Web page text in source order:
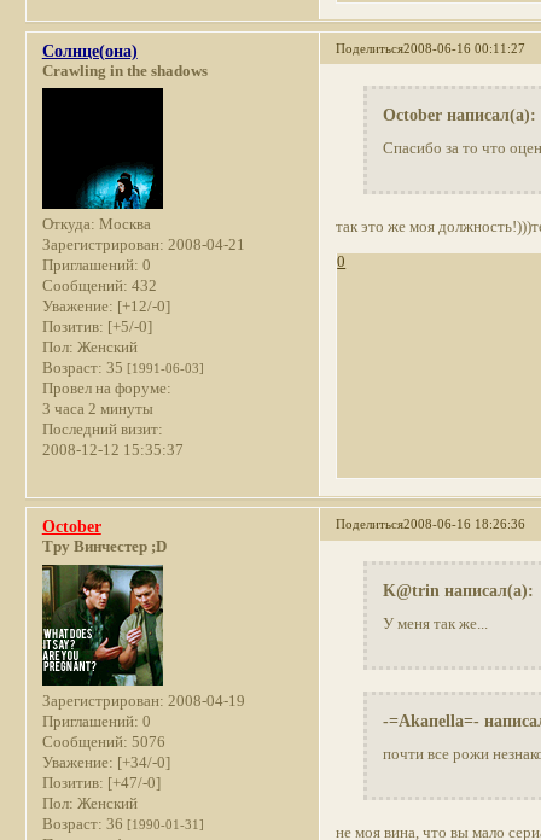
Поделиться2008-06-16 00:11:27
Солнце(она)
Crawling in the shadows
Откуда: Москва
Зарегистрирован: 2008-04-21
Приглашений: 0
Сообщений: 432
Уважение: [+12/-0]
Позитив: [+5/-0]
Пол: Женский
Возраст: 35 [1991-06-03]
Провел на форуме:
3 часа 2 минуты
Последний визит:
2008-12-12 15:35:37
October написал(а):
Спасибо за то что
так это же моя
0
Поделиться2008-06-16 18:26:36
October
Тру Винчестер ;D
Зарегистрирован: 2008-04-19
Приглашений: 0
Сообщений: 5076
Уважение: [+34/-0]
Позитив: [+47/-0]
Пол: Женский
Возраст: 36 [1990-01-31]
K@trin написал(а):
У меня так же...
-=Akaпella=-
почти все рожи
не моя вина, что вы мало